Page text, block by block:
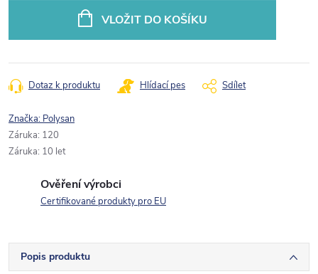
VLOŽIT DO KOŠÍKU
Dotaz k produktu Hlídací pes Sdílet
Značka: Polysan
Záruka: 120
Záruka: 10 let
Ověření výrobci
Certifikované produkty pro EU
Popis produktu